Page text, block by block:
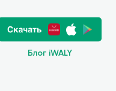
Блог iWALY